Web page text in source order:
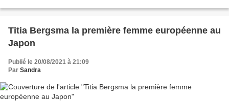
Titia Bergsma la première femme européenne au
Japon
Publié le 20/08/2021 à 21:09
Par Sandra